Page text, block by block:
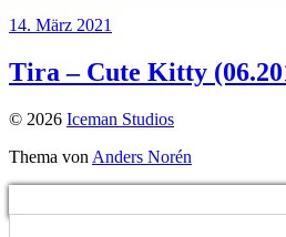
14. März 2021
Tira – Cute Kitty
© 2026 Iceman Studios
Thema von Anders Norén